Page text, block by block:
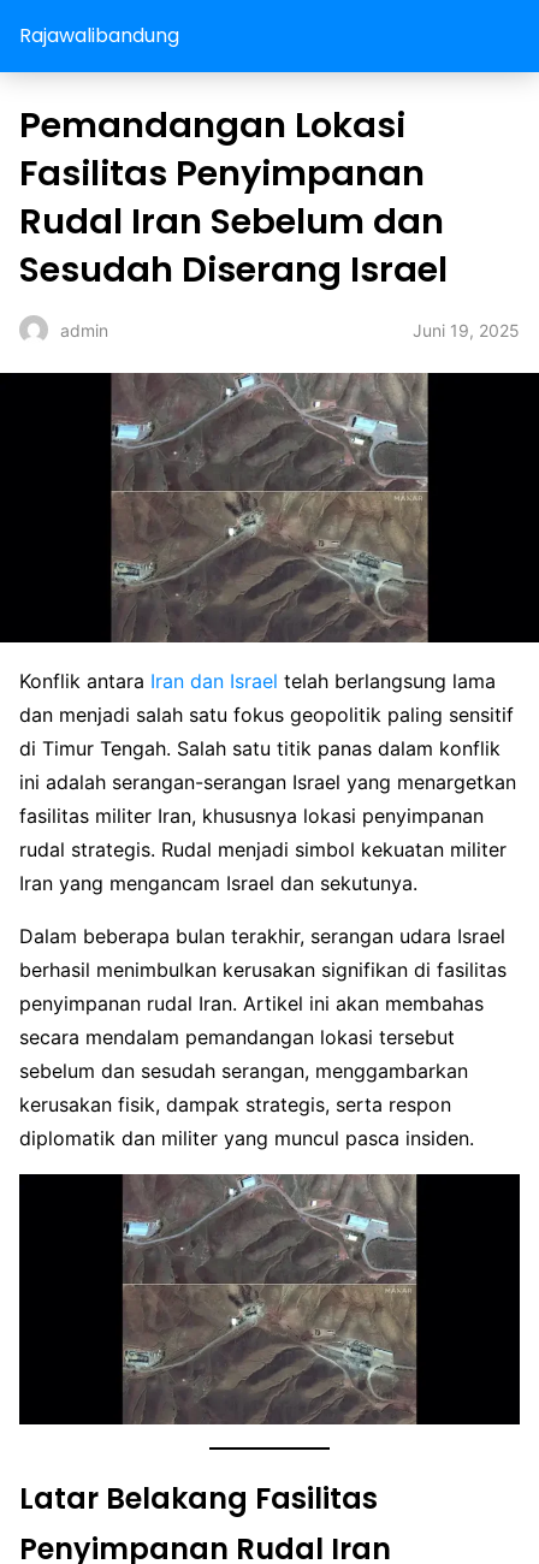
Rajawalibandung
Pemandangan Lokasi
Fasilitas Penyimpanan
Rudal Iran Sebelum dan
Sesudah Diserang Israel
admin Juni 19, 2025
Konflik antara Iran dan Israel telah berlangsung lama
dan menjadi salah satu fokus geopolitik paling sensitif
di Timur Tengah. Salah satu titik panas dalam konflik
ini adalah serangan-serangan Israel yang menargetkan
fasilitas militer Iran, khususnya lokasi penyimpanan
rudal strategis. Rudal menjadi simbol kekuatan militer
Iran yang mengancam Israel dan sekutunya.
Dalam beberapa bulan terakhir, serangan udara Israel
berhasil menimbulkan kerusakan signifikan di fasilitas
penyimpanan rudal Iran. Artikel ini akan membahas
secara mendalam pemandangan lokasi tersebut
sebelum dan sesudah serangan, menggambarkan
kerusakan fisik, dampak strategis, serta respon
diplomatik dan militer yang muncul pasca insiden.
Latar Belakang Fasilitas
Penyimpanan Rudal Iran